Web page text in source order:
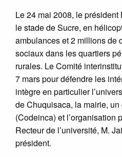
Le 24 mai 2008, le
le stade de Sucre, en
ambulances et 2 millions de
sociaux dans les quartiers
rurales. Le Comité
7 mars pour défendre les
intègre en particulier
de Chuquisaca, la mairie,
(Codeinca) et l’organisation
Recteur de l’université, M.
président.